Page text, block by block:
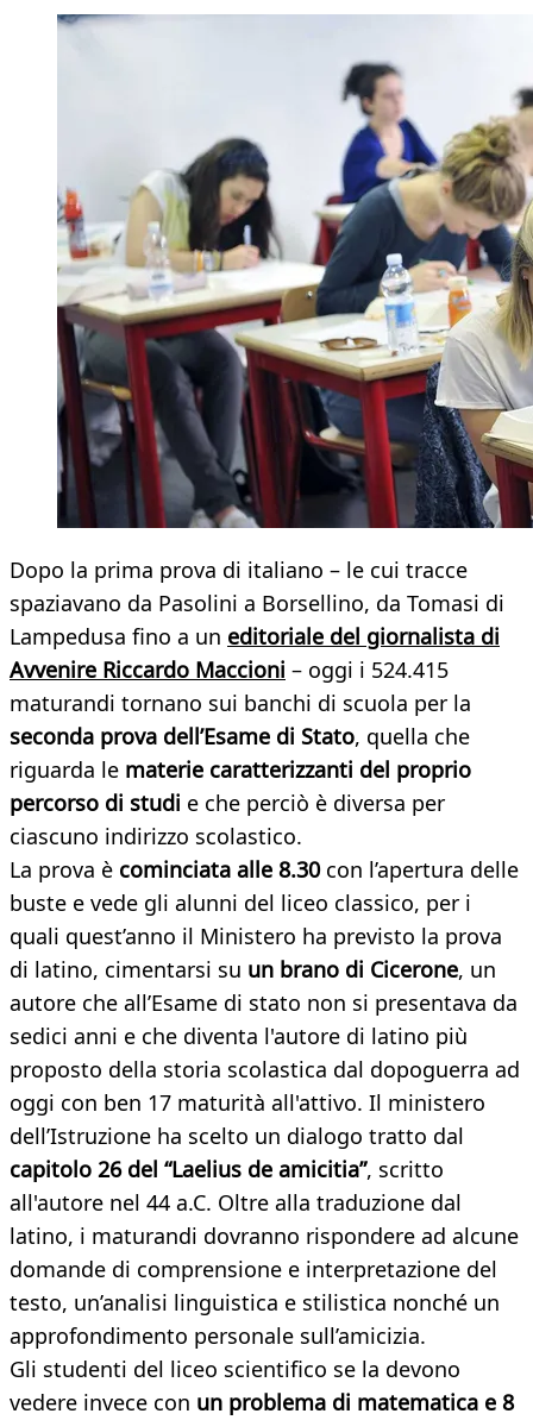
Dopo la prima prova di italiano – le cui tracce
spaziavano da Pasolini a Borsellino, da Tomasi di
Lampedusa fino a un editoriale del giornalista di
Avvenire Riccardo Maccioni – oggi i 524.415
maturandi tornano sui banchi di scuola per la
seconda prova dell’Esame di Stato, quella che
riguarda le materie caratterizzanti del proprio
percorso di studi e che perciò è diversa per
ciascuno indirizzo scolastico.
La prova è cominciata alle 8.30 con l’apertura delle
buste e vede gli alunni del liceo classico, per i
quali quest’anno il Ministero ha previsto la prova
di latino, cimentarsi su un brano di Cicerone, un
autore che all’Esame di stato non si presentava da
sedici anni e che diventa l'autore di latino più
proposto della storia scolastica dal dopoguerra ad
oggi con ben 17 maturità all'attivo. Il ministero
dell’Istruzione ha scelto un dialogo tratto dal
capitolo 26 del “Laelius de amicitia”, scritto
all'autore nel 44 a.C. Oltre alla traduzione dal
latino, i maturandi dovranno rispondere ad alcune
domande di comprensione e interpretazione del
testo, un’analisi linguistica e stilistica nonché un
approfondimento personale sull’amicizia.
Gli studenti del liceo scientifico se la devono
vedere invece con un problema di matematica e 8